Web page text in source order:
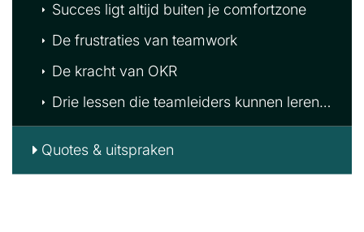
Succes ligt altijd buiten je comfortzone
De frustraties van teamwork
De kracht van OKR
Drie lessen die teamleiders kunnen leren van sportcoaches
Quotes & uitspraken